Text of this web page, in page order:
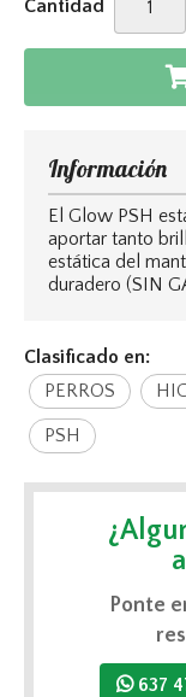
Cantidad
Información
El Glow PSH
aportar tanto
estática del
duradero (SIN
Clasificado en:
PERROS
PSH
Ponte
637